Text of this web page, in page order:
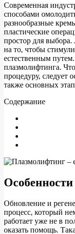
Современная
способами
разнообразные
пластические
простор для
на то, чтобы
естественным
плазмолифтинга.
процедуру, следует
также основных
Содержание
Обновление и
процесс, который
работает уже не в
оказать помощь.